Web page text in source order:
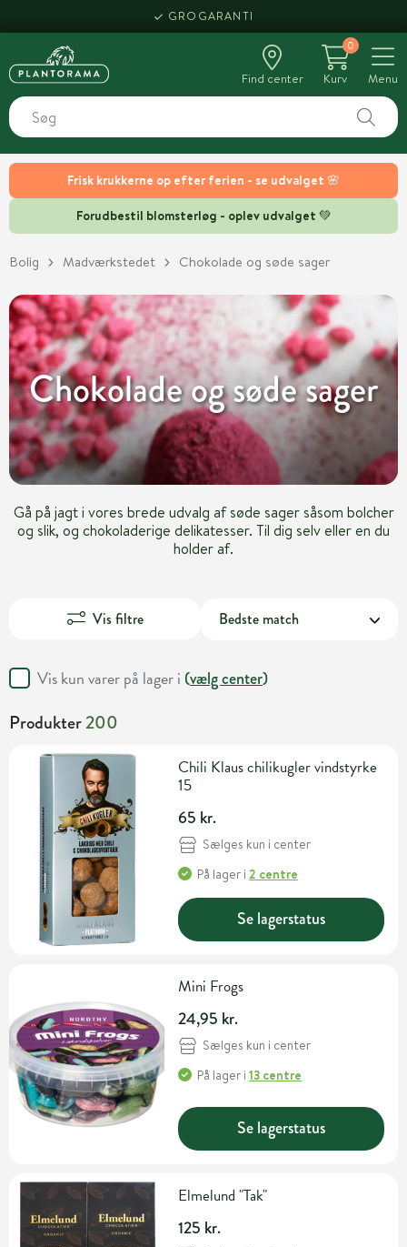
Frisk krukkerne op efter ferien - se udvalget 🌸
Forudbestil blomsterløg - oplev udvalget 💚
HENT SAMME DAG
Find center
0
Kurv
Menu
Bolig Madværkstedet Chokolade og søde sager
Chokolade og søde sager
Gå på jagt i vores brede udvalg af søde sager såsom bolcher
og slik, og chokoladerige delikatesser. Til dig selv eller en du
holder af.
Vis filtre
Vis kun varer på lager i (vælg center)
Produkter200
Chili Klaus chilikugler vindstyrke
15
65 kr.
Sælges kun i center
På lager i2 centre
Se lagerstatus
Mini Frogs
24,95 kr.
Sælges kun i center
På lager i13 centre
Se lagerstatus
Elmelund "Tak"
125 kr.